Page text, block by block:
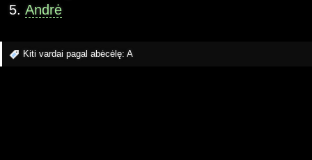
Andrė
Kiti vardai pagal abėcėlę: A